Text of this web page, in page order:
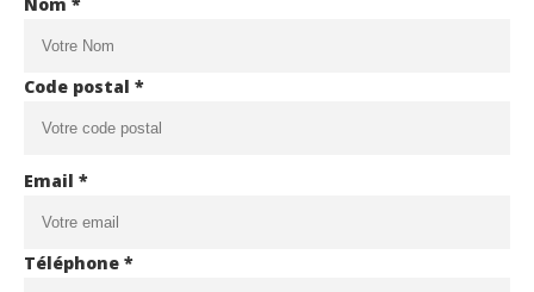
Code postal *
Email *
Téléphone *